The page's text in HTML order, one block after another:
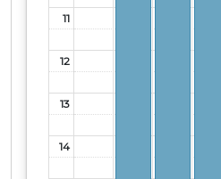
11
12
13
14